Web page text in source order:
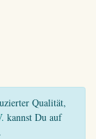
Qualität,
kannst Du auf